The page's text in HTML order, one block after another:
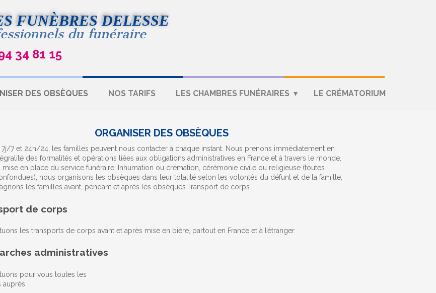
FUNÈBRES DELESSE
du funéraire
34 81 15
DES OBSÈQUES NOS TARIFS LES CHAMBRES FUNÉRAIRES LE CRÉMATORIUM
ORGANISER DES OBSÈQUES
7 et 24h/24, les familles peuvent nous contacter à chaque instant. Nous prenons immédiatement en
des formalités et opérations liées aux obligations administratives en France et à travers le monde,
mise en place du service funéraire. Inhumation ou crémation, cérémonie civile ou religieuse (toutes
nous organisons les obsèques dans leur totalité selon les volontés du défunt et de la famille,
les familles avant, pendant et après les obsèques.Transport de corps
de corps
les transports de corps avant et après mise en bière, partout en France et à l’étranger.
administratives
pour vous toutes les
auprès :